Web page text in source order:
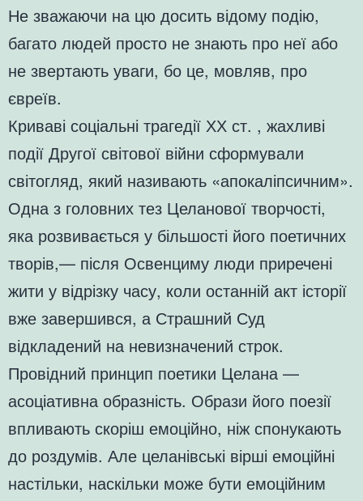
Не зважаючи на цю досить відому подію,
багато людей просто не знають про неї або
не звертають уваги, бо це, мовляв, про
євреїв.
Криваві соціальні трагедії ХХ ст. , жахливі
події Другої світової війни сформували
світогляд, який називають «апокаліпсичним».
Одна з головних тез Целанової творчості,
яка розвивається у більшості його поетичних
творів,— після Освенциму люди приречені
жити у відрізку часу, коли останній акт історії
вже завершився, а Страшний Суд
відкладений на невизначений строк.
Провідний принцип поетики Целана —
асоціативна образність. Образи його поезії
впливають скоріш емоційно, ніж спонукають
до роздумів. Але целанівські вірші емоційні
настільки, наскільки може бути емоційним